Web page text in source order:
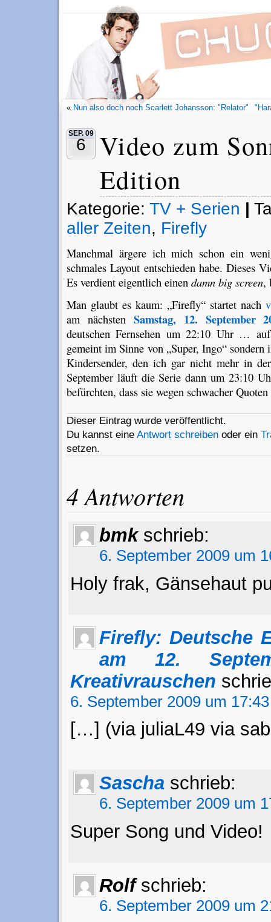
« Nun also doch noch Scarlett Johansson: "Relator"
SEP. 09
6
Video zum
Edition
Kategorie: TV + Serien |
aller Zeiten, Firefly
Manchmal ärgere ich mich schon ein
schmales Layout entschieden habe. Dieses
Es verdient eigentlich einen damn big screen,
Man glaubt es kaum: „Firefly“ startet nach
am nächsten Samstag, 12. September
deutschen Fernsehen um 22:10 Uhr …
gemeint im Sinne von „Super, Ingo“ sondern
Kindersender, den ich gar nicht mehr in
September läuft die Serie dann um 23:10
befürchten, dass sie wegen schwacher
Dieser Eintrag wurde veröffentlicht.
Du kannst eine Antwort schreibenoder ein
setzen.
4 Antworten
bmk schrieb:
6. September 2009 um
Holy frak, Gänsehaut
Firefly: Deutsche
am 12.
Kreativrauschen
6. September 2009 um
[…] (via juliaL49 via
Sascha schrieb:
6. September 2009 um
Super Song und Video!
Rolf schrieb:
6. September 2009 um